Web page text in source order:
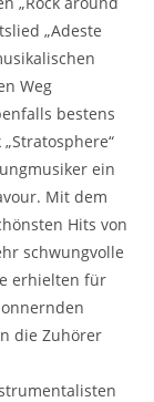
„Adeste
Weg
bestens
ein
Mit dem
Hits von
schwungvolle
erhielten für
die Zuhörer